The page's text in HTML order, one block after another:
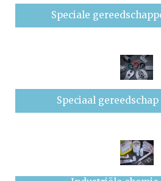
Speciale
Speciaal